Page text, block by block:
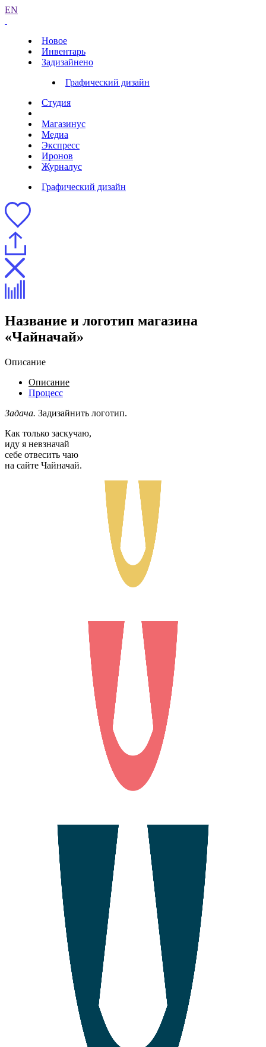
EN
Новое
Инвентарь
Задизайнено
Графический дизайн
Студия
Магазинус
Медиа
Экспресс
Иронов
Журналус
Графический дизайн
Название и логотип магазина
«Чайначай»
Описание
Описание
Процесс
Задача. Задизайнить логотип.
Как только заскучаю,
иду я невзначай
себе отвесить чаю
на сайте Чайначай.